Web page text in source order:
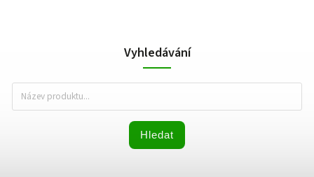
Vyhledávání
Hledat